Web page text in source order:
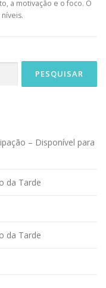
a motivação e o foco. O
– Disponível para
da Tarde
da Tarde